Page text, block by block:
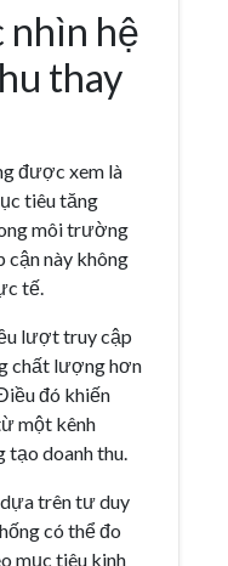
nhìn hệ
thay
được xem là
tiêu tăng
môi trường
cận này không
tế.
lượt truy cập
chất lượng hơn
đó khiến
một kênh
tạo doanh thu.
trên tư duy
có thể đo
mục tiêu kinh